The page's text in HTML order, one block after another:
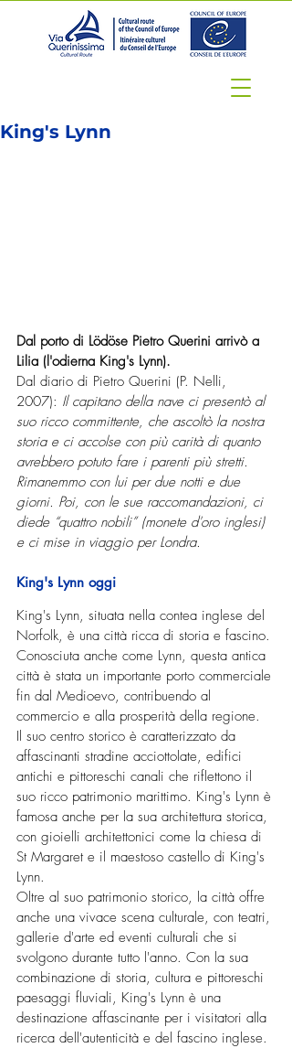
King's Lynn
Dal porto di Lödöse Pietro Querini arrivò a
Lilia (l'odierna King's Lynn).
Dal diario di Pietro Querini (P. Nelli,
2007): Il capitano della nave ci presentò al
suo ricco committente, che ascoltò la nostra
storia e ci accolse con più carità di quanto
avrebbero potuto fare i parenti più stretti.
Rimanemmo con lui per due notti e due
giorni. Poi, con le sue raccomandazioni, ci
diede “quattro nobili” (monete d'oro inglesi)
e ci mise in viaggio per Londra.
King's Lynn oggi
King's Lynn, situata nella contea inglese del
Norfolk, è una città ricca di storia e fascino.
Conosciuta anche come Lynn, questa antica
città è stata un importante porto commerciale
fin dal Medioevo, contribuendo al
commercio e alla prosperità della regione.
Il suo centro storico è caratterizzato da
affascinanti stradine acciottolate, edifici
antichi e pittoreschi canali che riflettono il
suo ricco patrimonio marittimo. King's Lynn è
famosa anche per la sua architettura storica,
con gioielli architettonici come la chiesa di
St Margaret e il maestoso castello di King's
Lynn.
Oltre al suo patrimonio storico, la città offre
anche una vivace scena culturale, con teatri,
gallerie d'arte ed eventi culturali che si
svolgono durante tutto l'anno. Con la sua
combinazione di storia, cultura e pittoreschi
paesaggi fluviali, King's Lynn è una
destinazione affascinante per i visitatori alla
ricerca dell'autenticità e del fascino inglese.